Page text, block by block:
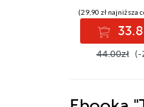
(29,90 zł najniższa
44.00zł (-